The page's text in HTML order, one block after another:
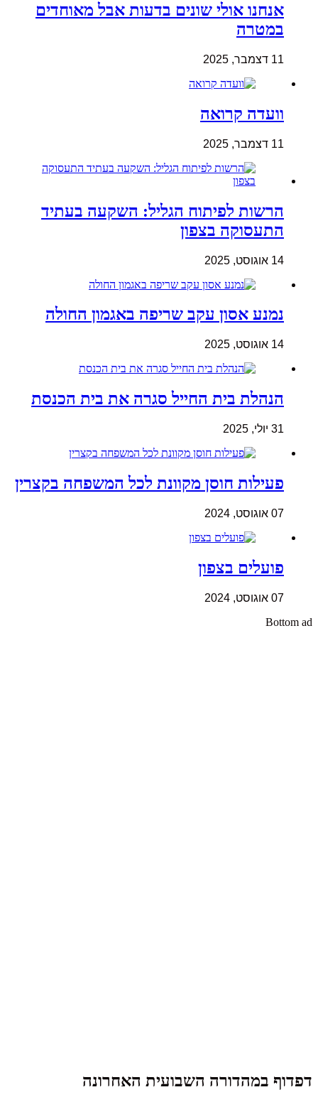
אנחנו אולי שונים בדעות אבל מאוחדים
במטרה
11 דצמבר, 2025
וועדה קרואה
11 דצמבר, 2025
הרשות לפיתוח הגליל: השקעה בעתיד
התעסוקה בצפון
14 אוגוסט, 2025
נמנע אסון עקב שריפה באגמון החולה
14 אוגוסט, 2025
הנהלת בית החייל סגרה את בית הכנסת
31 יולי, 2025
פעילות חוסן מקוונת לכל המשפחה בקצרין
07 אוגוסט, 2024
פועלים בצפון
07 אוגוסט, 2024
Bottom ad
דפדוף במהדורה השבועית האחרונה